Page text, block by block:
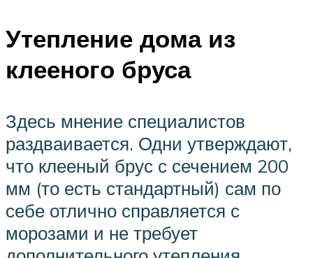
Утепление дома из
клееного бруса
Здесь мнение специалистов
раздваивается. Одни утверждают,
что клееный брус с сечением 200
мм (то есть стандартный) сам по
себе отлично справляется с
морозами и не требует